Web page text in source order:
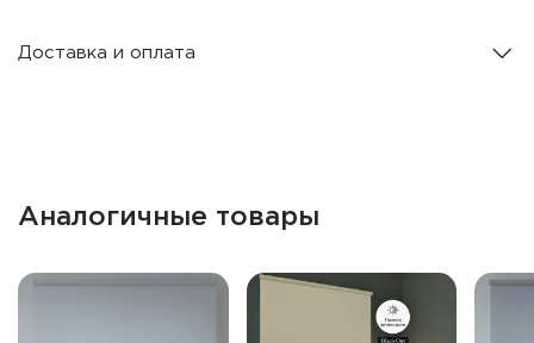
Доставка и оплата
Аналогичные товары